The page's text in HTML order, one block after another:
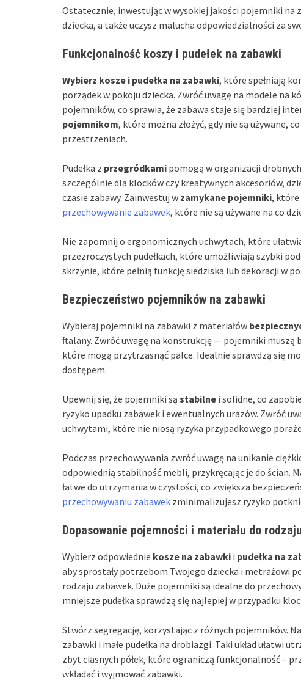
Ostatecznie, inwestując w wysokiej jakości pojemniki
dziecka, a także uczysz malucha odpowiedzialności za
Funkcjonalność koszy i pudełek na zabawki
Wybierz kosze i pudełka na zabawki, które spełniają
porządek w pokoju dziecka. Zwróć uwagę na modele na
pojemników, co sprawia, że zabawa staje się bardziej
pojemnikom, które można złożyć, gdy nie są używane,
przestrzeniach.
Pudełka z przegródkami pomogą w organizacji
szczególnie dla klocków czy kreatywnych akcesoriów,
czasie zabawy. Zainwestuj w zamykane pojemniki, które
przechowywanie zabawek, które nie są używane na co
Nie zapomnij o ergonomicznych uchwytach, które
przezroczystych pudełkach, które umożliwiają szybki
skrzynie, które pełnią funkcję siedziska lub dekoracji w
Bezpieczeństwo pojemników na zabawki
Wybieraj pojemniki na zabawki z materiałów
ftalany. Zwróć uwagę na konstrukcję — pojemniki
które mogą przytrzasnąć palce. Idealnie sprawdzą się
dostępem.
Upewnij się, że pojemniki są stabilne i solidne, co
ryzyko upadku zabawek i ewentualnych urazów. Zwróć
uchwytami, które nie niosą ryzyka przypadkowego
Podczas przechowywania zwróć uwagę na unikanie
odpowiednią stabilność mebli, przykręcając je do ścian.
łatwe do utrzymania w czystości, co zwiększa
przechowywaniu zabawek zminimalizujesz ryzyko
Dopasowanie pojemności i materiału do
Wybierz odpowiednie kosze na zabawki i pudełka na
aby sprostały potrzebom Twojego dziecka i metrażowi
rodzaju zabawek. Duże pojemniki są idealne do
mniejsze pudełka sprawdzą się najlepiej w przypadku
Stwórz segregację, korzystając z różnych pojemników.
zabawki i małe pudełka na drobiazgi. Taki układ ułatwi
zbyt ciasnych półek, które ograniczą funkcjonalność –
wkładać i wyjmować zabawki.